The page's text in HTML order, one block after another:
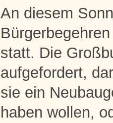
An diesem
statt. Die
aufgefordert,
sie ein
haben wollen,